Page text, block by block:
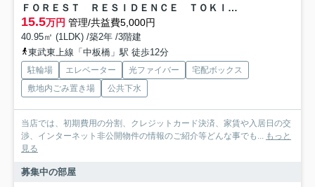
ＦＯＲＥＳＴ ＲＥＳＩＤＥＮＣＥ ＴＯＫＩＷＡＤＡＩ
15.5万円 管理/共益費5,000円
40.95㎡ (1LDK) /築2年 /3階建
東武東上線「中板橋」駅 徒歩12分
駐輪場 エレベーター 光ファイバー
宅配ボックス
敷地内ごみ置き場
公共下水
当店では、初期費用の分割、クレジットカード決済、家賃や入居日の交
渉、インターネット非公開物件の情報のご紹介等どんな事でも...
もっと
見る
募集中の部屋